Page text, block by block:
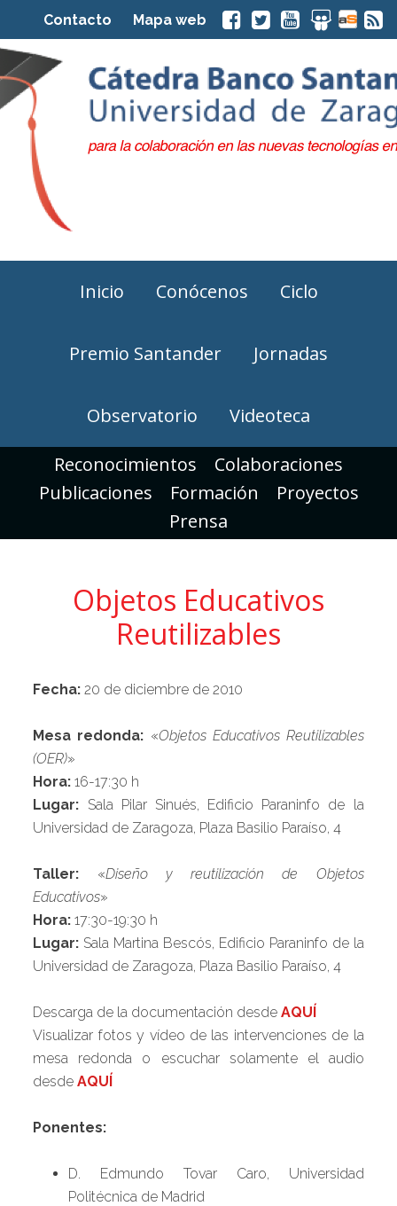
Contacto Mapa web
Inicio Conócenos Ciclo
Premio Santander Jornadas
Observatorio Videoteca
Reconocimientos
Colaboraciones
Publicaciones
Formación
Proyectos
Prensa
Objetos Educativos
Reutilizables
Fecha: 20 de diciembre de 2010
Mesa redonda: «Objetos Educativos Reutilizables
(OER)»
Hora: 16-17:30 h
Lugar: Sala Pilar Sinués, Edificio Paraninfo de la
Universidad de Zaragoza, Plaza Basilio Paraíso, 4
Taller: «Diseño y reutilización de Objetos
Educativos»
Hora: 17:30-19:30 h
Lugar: Sala Martina Bescós, Edificio Paraninfo de la
Universidad de Zaragoza, Plaza Basilio Paraíso, 4
Descarga de la documentación desdeAQUÍ
Visualizar fotos y vídeo de las intervenciones de la
mesa redonda o escuchar solamente el audio
desdeAQUÍ
Ponentes:
D. Edmundo Tovar Caro, Universidad
Politécnica de Madrid